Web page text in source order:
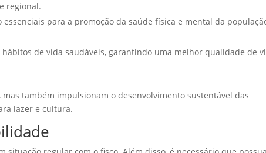
regional.
para a promoção da saúde física e mental da
de vida saudáveis, garantindo uma melhor qualidade de
também impulsionam o desenvolvimento sustentável das
lazer e cultura.